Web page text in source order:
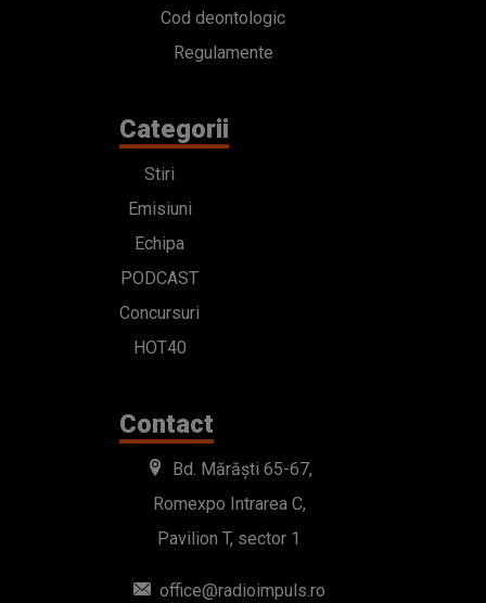
Cod deontologic
Regulamente
Categorii
Stiri
Emisiuni
Echipa
PODCAST
Concursuri
HOT40
Contact
Bd. Mărăști 65-67,
Romexpo Intrarea C,
Pavilion T, sector 1
office@radioimpuls.ro